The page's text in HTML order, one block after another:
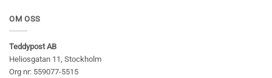
OM OSS
Teddypost AB
Heliosgatan 11, Stockholm
Org nr: 559077-5515